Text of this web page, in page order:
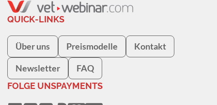
QUICK-LINKS
Über uns Preismodelle Kontakt
Newsletter FAQ
FOLGE UNSPAYMENTS